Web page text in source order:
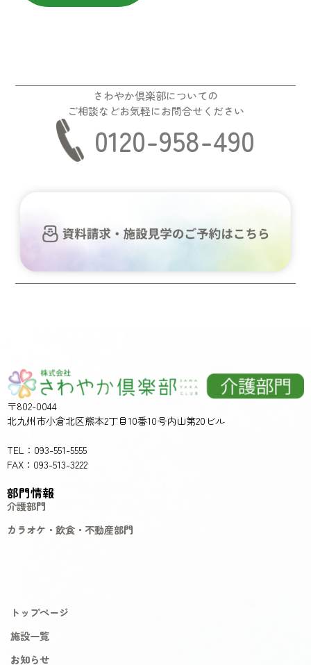
さわやか倶楽部についての
ご相談などお気軽にお問合せください
0120-958-490
〒802-0044
北九州市小倉北区熊本2丁目10番10号内山第20ビル
TEL：093-551-5555
FAX：093-513-3222
部門情報
介護部門
カラオケ・飲食・不動産部門
トップページ
施設一覧
お知らせ